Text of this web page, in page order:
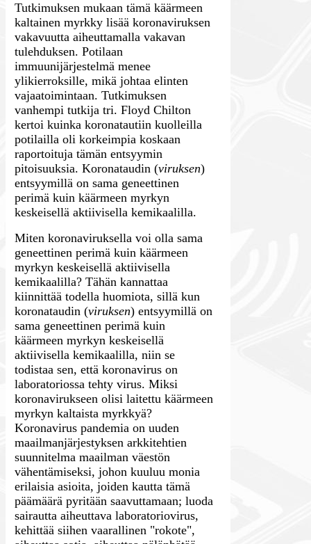
Tutkimuksen mukaan tämä käärmeen
kaltainen myrkky lisää koronaviruksen
vakavuutta aiheuttamalla vakavan
tulehduksen. Potilaan
immuunijärjestelmä menee
ylikierroksille, mikä johtaa elinten
vajaatoimintaan. Tutkimuksen
vanhempi tutkija tri. Floyd Chilton
kertoi kuinka koronatautiin kuolleilla
potilailla oli korkeimpia koskaan
raportoituja tämän entsyymin
pitoisuuksia. Koronataudin (viruksen)
entsyymillä on sama geneettinen
perimä kuin käärmeen myrkyn
keskeisellä aktiivisella kemikaalilla.
Miten koronaviruksella voi olla sama
geneettinen perimä kuin käärmeen
myrkyn keskeisellä aktiivisella
kemikaalilla? Tähän kannattaa
kiinnittää todella huomiota, sillä kun
koronataudin (viruksen) entsyymillä on
sama geneettinen perimä kuin
käärmeen myrkyn keskeisellä
aktiivisella kemikaalilla, niin se
todistaa sen, että koronavirus on
laboratoriossa tehty virus. Miksi
koronavirukseen olisi laitettu käärmeen
myrkyn kaltaista myrkkyä?
Koronavirus pandemia on uuden
maailmanjärjestyksen arkkitehtien
suunnitelma maailman väestön
vähentämiseksi, johon kuuluu monia
erilaisia asioita, joiden kautta tämä
päämäärä pyritään saavuttamaan; luoda
sairautta aiheuttava laboratoriovirus,
kehittää siihen vaarallinen "rokote",